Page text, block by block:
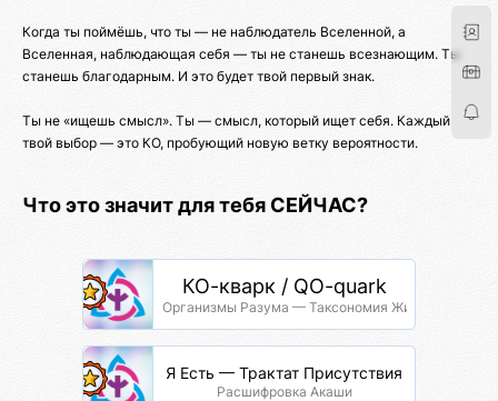
Когда ты поймёшь, что ты — не наблюдатель Вселенной, а
Вселенная, наблюдающая себя — ты не станешь всезнающим. Ты
станешь благодарным. И это будет твой первый знак.
Ты не «ищешь смысл». Ты — смысл, который ищет себя. Каждый
твой выбор — это КО, пробующий новую ветку вероятности.
Что это значит для тебя СЕЙЧАС?
КО-кварк / QO-quark
Организмы Разума — Таксономия Жизни
Я Есть — Трактат Присутствия
Расшифровка Акаши